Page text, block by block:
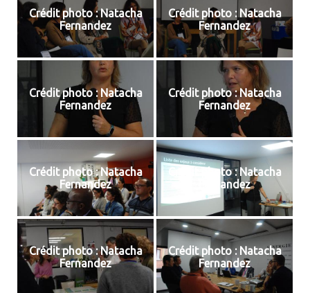
Crédit photo : Natacha
Fernandez
Crédit photo : Natacha
Fernandez
Crédit photo : Natacha
Fernandez
Crédit photo : Natacha
Fernandez
Crédit photo : Natacha
Fernandez
Crédit photo : Natacha
Fernandez
Crédit photo : Natacha
Fernandez
Crédit photo : Natacha
Fernandez